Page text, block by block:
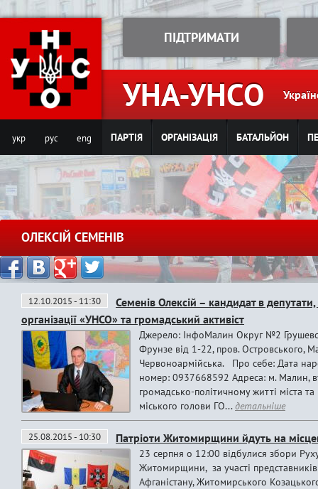
Jump to navigation
УНА-УНСО
ПІДТРИМАТИ
укр рус eng ПАРТІЯ ОРГАНІЗАЦІЯ БАТАЛЬЙОН
ОЛЕКСІЙ СЕМЕНІВ
12.10.2015 - 11:30
Семенів Олексій – кандидат в
організації «УНСО» та громадський активіст
Джерело: ІнфоМалин Округ №2
Фрунзе від 1-22, пров. Островського,
Червоноармійська. Про себе: Дата
номер: 0937668592 Адреса: м. Малин,
громадсько-політичному житті міста
міського голови ГО...детальніше
25.08.2015 - 10:30 Патріоти Житомирщини йдуть на
23 серпня о 12:00 вiдбулися збори
Житомирщини, за участі представників
Афганістану, Житомирського